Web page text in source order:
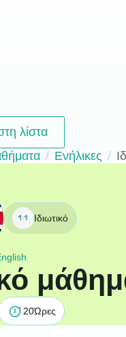
λίστα
Ενήλικες
Ιδιωτικό
20Ώρες